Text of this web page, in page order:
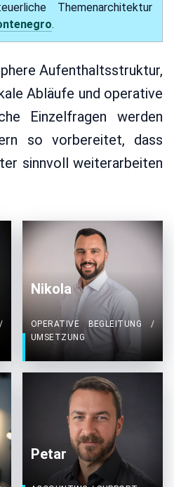
Themenarchitektur
.
Aufenthaltsstruktur,
Abläufe und operative
Einzelfragen werden
so vorbereitet, dass
sinnvoll weiterarbeiten
Nikola
OPERATIVE BEGLEITUNG /
UMSETZUNG
Petar